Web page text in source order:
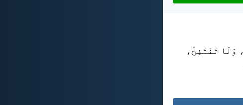
وَلَا تَنْتَفِخُ،